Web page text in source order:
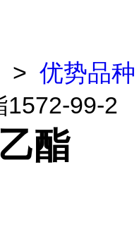
> 优势品种
1572-99-2
酯